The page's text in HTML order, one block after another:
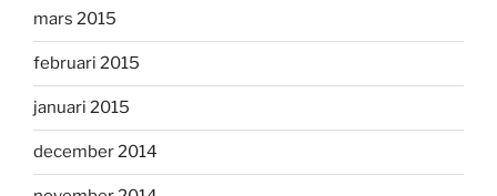
mars 2015
februari 2015
januari 2015
december 2014